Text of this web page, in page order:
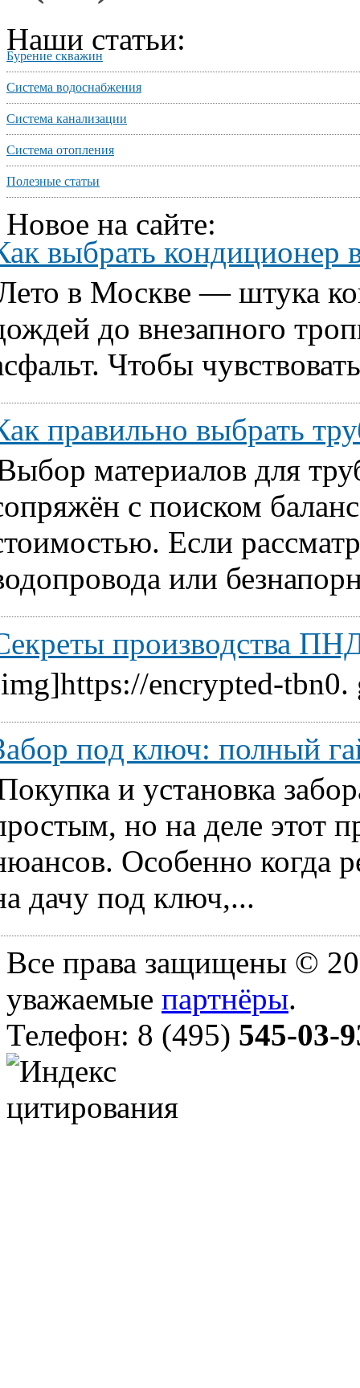
Наши статьи:
Бурение скважин
Система водоснабжения
Система канализации
Система отопления
Полезные статьи
Новое на сайте:
выбрать кондиционер
в Москве — штука
до внезапного
Чтобы
правильно выбрать
материалов для
с поиском
Если
или
производства
encrypted-tbn0.
под ключ: полный
и установка
но на деле этот
Особенно когда
дачу под ключ,...
Все права защищены ©
уважаемые партнёры.
Телефон: 8 (495) 545-03-